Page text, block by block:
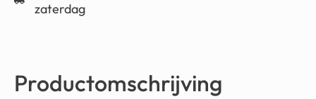
zaterdag
Productomschrijving